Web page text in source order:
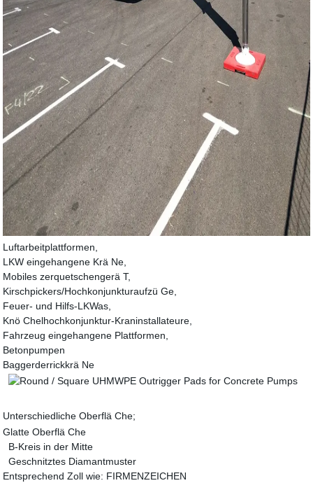
Luftarbeitplattformen,
LKW eingehangene Krä Ne,
Mobiles zerquetschengerä T,
Kirschpickers/Hochkonjunkturaufzü Ge,
Feuer- und Hilfs-LKWas,
Knö Chelhochkonjunktur-Kraninstallateure,
Fahrzeug eingehangene Plattformen,
Betonpumpen
Baggerderrickkrä Ne
Unterschiedliche Oberflä Che;
Glatte Oberflä Che
B-Kreis in der Mitte
Geschnitztes Diamantmuster
Entsprechend Zoll wie: FIRMENZEICHEN